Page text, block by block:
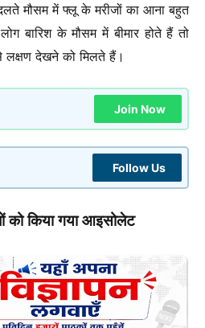
मौसम में फ्लू के मरीजों का आना बहुत
बारिश के मौसम में बीमार होते हैं तो
देखने को मिलते हैं।
Join Now
Follow Us
को किया गया आइसोलेट